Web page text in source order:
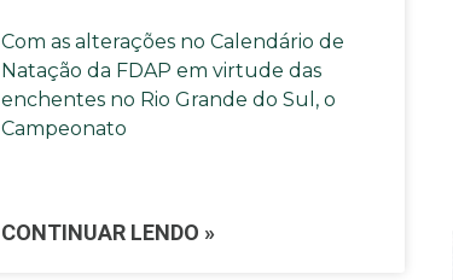
Com as alterações no Calendário de
Natação da FDAP em virtude das
enchentes no Rio Grande do Sul, o
Campeonato
CONTINUAR LENDO »